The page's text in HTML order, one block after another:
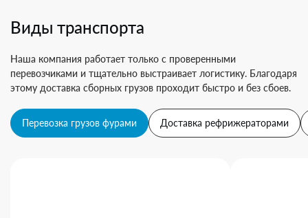
Виды транспорта
Наша компания работает только с проверенными
перевозчиками и тщательно выстраивает логистику. Благодаря
этому доставка сборных грузов проходит быстро и без сбоев.
Перевозка грузов фурами Доставка рефрижераторами